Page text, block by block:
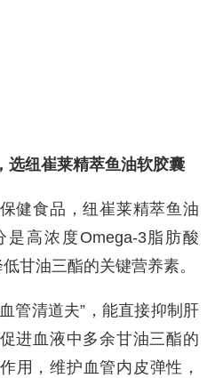
选纽崔莱精萃鱼油软胶囊
健食品，纽崔莱精萃鱼油
高浓度Omega-3脂肪酸
甘油三酯的关键营养素。
管清道夫”，能直接抑制肝
进血液中多余甘油三酯的
用，维护血管内皮弹性，